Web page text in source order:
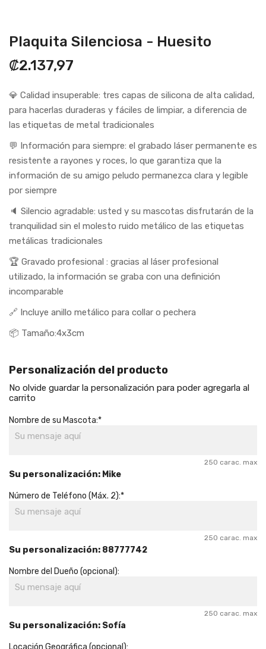
Plaquita Silenciosa - Huesito
₡2.137,97
💎 Calidad insuperable: tres capas de silicona de alta calidad,
para hacerlas duraderas y fáciles de limpiar, a diferencia de
las etiquetas de metal tradicionales
💬 Información para siempre: el grabado láser permanente es
resistente a rayones y roces, lo que garantiza que la
información de su amigo peludo permanezca clara y legible
por siempre
🔈 Silencio agradable: usted y su mascotas disfrutarán de la
tranquilidad sin el molesto ruido metálico de las etiquetas
metálicas tradicionales
🏆 Gravado profesional : gracias al láser profesional
utilizado, la información se graba con una definición
incomparable
🔗 Incluye anillo metálico para collar o pechera
📦 Tamaño:4x3cm
Personalización del producto
No olvide guardar la personalización para poder agregarla al
carrito
Nombre de su Mascota:*
250 carac. max
Su personalización: Mike
Número de Teléfono (Máx. 2):*
250 carac. max
Su personalización: 88777742
Nombre del Dueño (opcional):
250 carac. max
Su personalización: Sofía
Locación Geográfica (opcional):